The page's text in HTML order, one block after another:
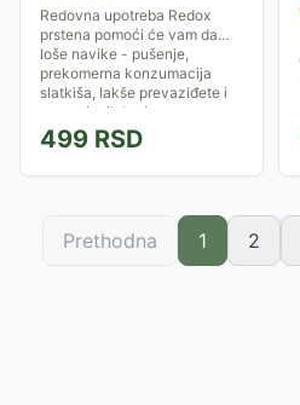
Redovna upotreba Redox
prstena pomoći će vam da
loše navike - pušenje,
prekomerna konzumacija
slatkiša, lakše prevaziđete i
zamenite ih korisnom...
499 RSD
Prethodna 1 2